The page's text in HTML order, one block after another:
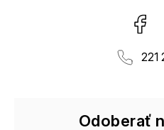
221
Odoberať